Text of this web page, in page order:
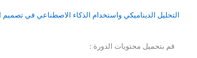
التحليل الديناميكي واستخدام الذكاء الاصطناعي في تصميم
قم بتحميل محتويات الدورة :